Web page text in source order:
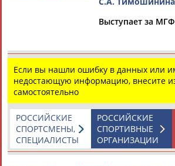
Тамилла
АБАСОВА
Рамазан
Флюра
АББАТЕ-
БУЛАТОВА
Татьяна
АББЯСОВА
Акжана
Выступает за
Если вы нашли ошибку в данных или
недостающую информацию, внесите
самостоятельно
РОССИЙСКИЕ
СПОРТИВНЫЕ
ОРГАНИЗАЦИИ
РОССИЙСКИЕ
СПОРТСМЕНЫ,
СПЕЦИАЛИСТЫ